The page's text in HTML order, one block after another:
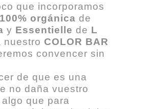
que incorporamos
100% orgánica de
y Essentielle de L
nuestro COLOR BAR
convencer sin
de que es una
no daña vuestro
que para